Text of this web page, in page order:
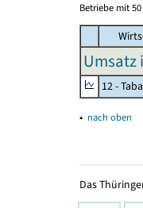
Betriebe mit
Umsatz
12 -
▴ nach oben
Das